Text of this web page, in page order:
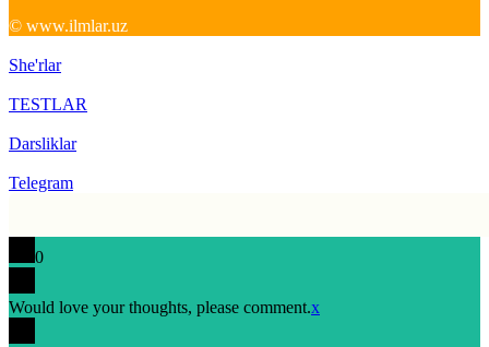
© www.ilmlar.uz
She'rlar
TESTLAR
Darsliklar
Telegram
0
Would love your thoughts, please comment.x